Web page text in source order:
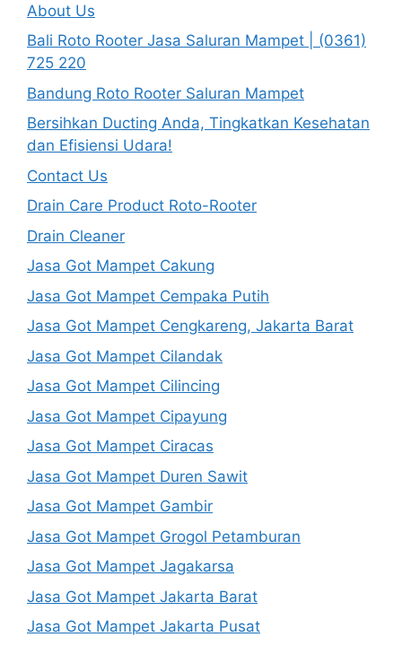
About Us
Bali Roto Rooter Jasa Saluran Mampet | (0361)
725 220
Bandung Roto Rooter Saluran Mampet
Bersihkan Ducting Anda, Tingkatkan Kesehatan
dan Efisiensi Udara!
Contact Us
Drain Care Product Roto-Rooter
Drain Cleaner
Jasa Got Mampet Cakung
Jasa Got Mampet Cempaka Putih
Jasa Got Mampet Cengkareng, Jakarta Barat
Jasa Got Mampet Cilandak
Jasa Got Mampet Cilincing
Jasa Got Mampet Cipayung
Jasa Got Mampet Ciracas
Jasa Got Mampet Duren Sawit
Jasa Got Mampet Gambir
Jasa Got Mampet Grogol Petamburan
Jasa Got Mampet Jagakarsa
Jasa Got Mampet Jakarta Barat
Jasa Got Mampet Jakarta Pusat